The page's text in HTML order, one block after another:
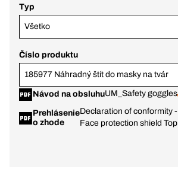
Typ
Všetko
Číslo produktu
185977 Náhradný štít do masky na tvár
Návod na obsluhuUM_Safety goggles
Prehlásenie
o zhode
Declaration of conformity -
Face protection shield Top